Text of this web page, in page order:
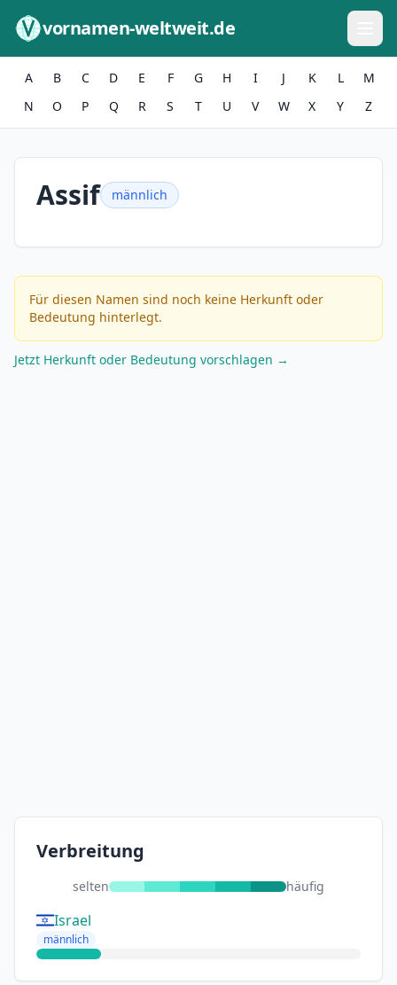
vornamen-weltweit.de
A B C D E F G H I J K L
M
N
O P Q R S T U V W X Y Z
Assif männlich
Für diesen Namen sind noch keine Herkunft oder
Bedeutung hinterlegt.
Jetzt Herkunft oder Bedeutung vorschlagen →
Verbreitung
selten häufig
Israel
männlich